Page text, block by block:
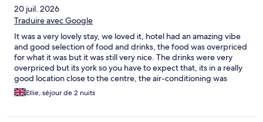
20 juil. 2026
Traduire avec Google
It was a very lovely stay, we loved it, hotel had an amazing vibe
and good selection of food and drinks, the food was overpriced
for what it was but it was still very nice. The drinks were very
overpriced but its york so you have to expect that, its in a really
good location close to the centre, the air-conditioning was
either broken or not working correctly in our room but other
than that it was an amazing time and would definitely go again.
Ellie, séjour de 2 nuits